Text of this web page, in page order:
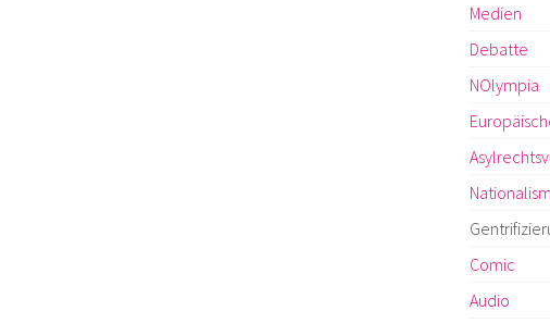
Medien
Debatte
NOlympia
Comic
Audio